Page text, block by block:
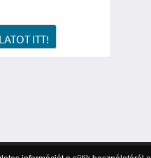
ITT!